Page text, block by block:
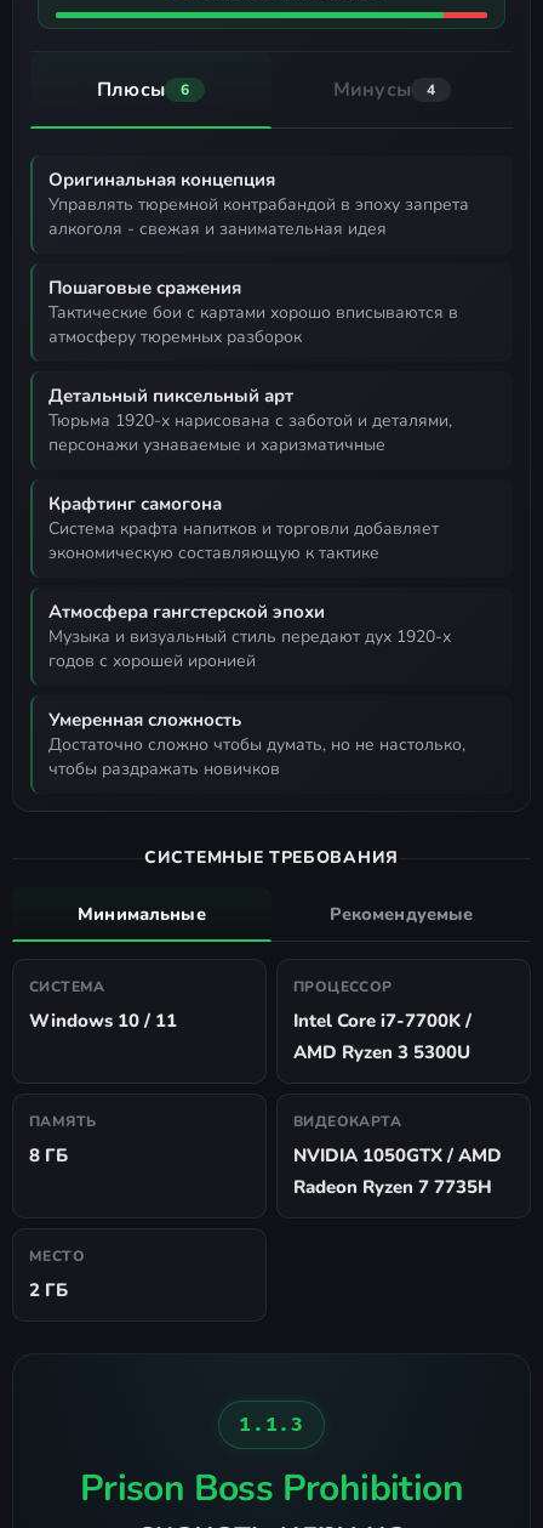
Плюсы 6 Минусы 4
Оригинальная концепция
управлять тюремной контрабандой в эпоху запрета
алкоголя - свежая и занимательная идея
Пошаговые сражения
тактические бои с картами хорошо вписываются в
атмосферу тюремных разборок
Детальный пиксельный арт
тюрьма 1920-х нарисована с заботой и деталями,
персонажи узнаваемые и харизматичные
Крафтинг самогона
система крафта напитков и торговли добавляет
экономическую составляющую к тактике
Атмосфера гангстерской эпохи
музыка и визуальный стиль передают дух 1920-х
годов с хорошей иронией
Умеренная сложность
достаточно сложно чтобы думать, но не настолько,
чтобы раздражать новичков
СИСТЕМНЫЕ ТРЕБОВАНИЯ
Минимальные Рекомендуемые
СИСТЕМА
Windows 10 / 11
ПРОЦЕССОР
Intel Core i7-7700K /
AMD Ryzen 3 5300U
ПАМЯТЬ
8 ГБ
ВИДЕОКАРТА
NVIDIA 1050GTX / AMD
Radeon Ryzen 7 7735H
МЕСТО
2 ГБ
1.1.3
Prison Boss Prohibition